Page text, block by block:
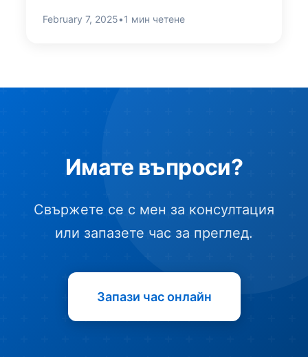
February 7, 2025•1 мин четене
Имате въпроси?
Свържете се с мен за консултация
или запазете час за преглед.
Запази час онлайн